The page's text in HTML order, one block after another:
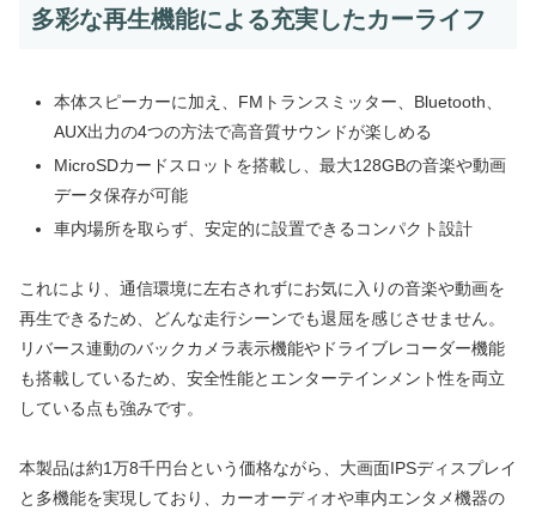
多彩な再生機能による充実したカーライフ
本体スピーカーに加え、FMトランスミッター、Bluetooth、
AUX出力の4つの方法で高音質サウンドが楽しめる
MicroSDカードスロットを搭載し、最大128GBの音楽や動画
データ保存が可能
車内場所を取らず、安定的に設置できるコンパクト設計
これにより、通信環境に左右されずにお気に入りの音楽や動画を
再生できるため、どんな走行シーンでも退屈を感じさせません。
リバース連動のバックカメラ表示機能やドライブレコーダー機能
も搭載しているため、安全性能とエンターテインメント性を両立
している点も強みです。
本製品は約1万8千円台という価格ながら、大画面IPSディスプレイ
と多機能を実現しており、カーオーディオや車内エンタメ機器の